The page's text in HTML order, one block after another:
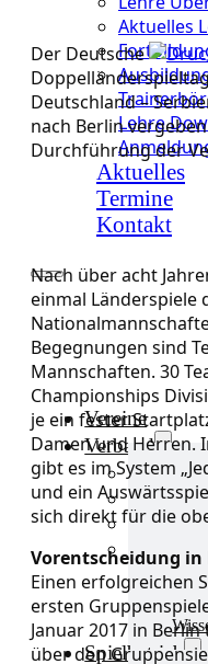
Aktuelles
Lehre
Aktuelles
Termine
Kontakt
Vereine
Verband
Spielbetrieb
Der Deutsche
Deutschland –
nach Berlin
Durchführung der
Nach über acht
einmal Länderspiele
Begegnungen sind
Mannschaften. 30
Championships
je ein fester
Damen und Herren.
gibt es im System
und ein
sich direkt für die
Vorentscheidung in
Einen erfolgreichen
ersten
Januar 2017 in
über den